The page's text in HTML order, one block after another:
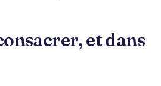
et dans